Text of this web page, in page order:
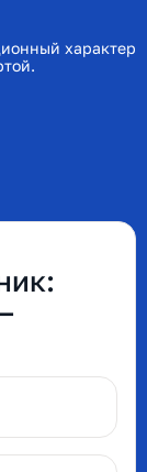
характер